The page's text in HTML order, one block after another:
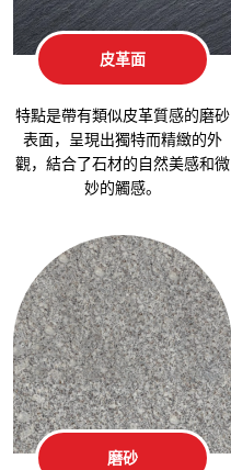
皮革面
特點是帶有類似皮革質感的磨砂
表面，呈現出獨特而精緻的外
觀，結合了石材的自然美感和微
妙的觸感。
磨砂